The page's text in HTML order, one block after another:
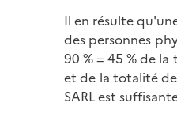
Il en résulte
des personnes
90 % = 45 % de
et de la totalité
SARL est